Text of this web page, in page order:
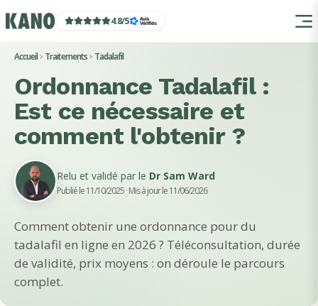
4.8/5
Accueil Traitements Tadalafil
Ordonnance Tadalafil :
Est ce nécessaire et
comment l'obtenir ?
Relu et validé par le Dr Sam Ward
Publié le 11/10/2025· Mis à jour le 11/06/2026
Comment obtenir une ordonnance pour du
tadalafil en ligne en 2026 ? Téléconsultation, durée
de validité, prix moyens : on déroule le parcours
complet.